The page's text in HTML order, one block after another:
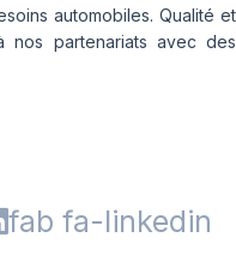
automobiles. Qualité et
nos partenariats avec des
fab fa-linkedin